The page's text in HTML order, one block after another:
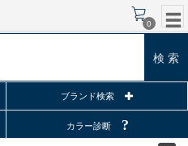
0
検 索
ブランド検索
カラー診断